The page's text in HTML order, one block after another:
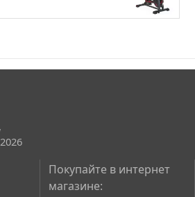
Покупайте в интернет
магазине: